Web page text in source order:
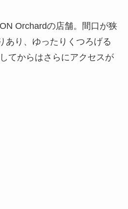
Orchardの店舗。間口が狭
あり、ゆったりくつろげる
てからはさらにアクセスが